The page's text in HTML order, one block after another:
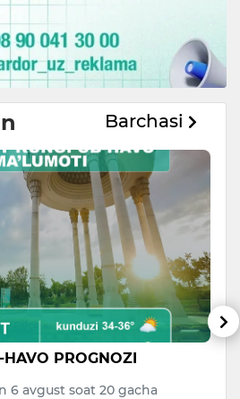
Barchasi
HAVO PROGNOZI
6 avgust soat 20 gacha